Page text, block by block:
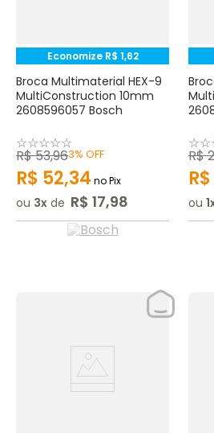
Economize R$ 1,62
Broca Multimaterial HEX-9
MultiConstruction 10mm
2608596057 Bosch
☆☆☆☆☆
R$53,963% OFF
R$ 52,34 no Pix
ou 3 de R$ 17,98
☆☆
R$
R$
ou 1